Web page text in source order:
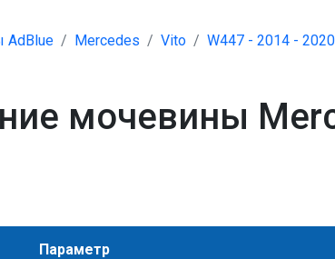
AdBlue Mercedes Vito W447 - 2014 - 2020
мочевины
Параметр